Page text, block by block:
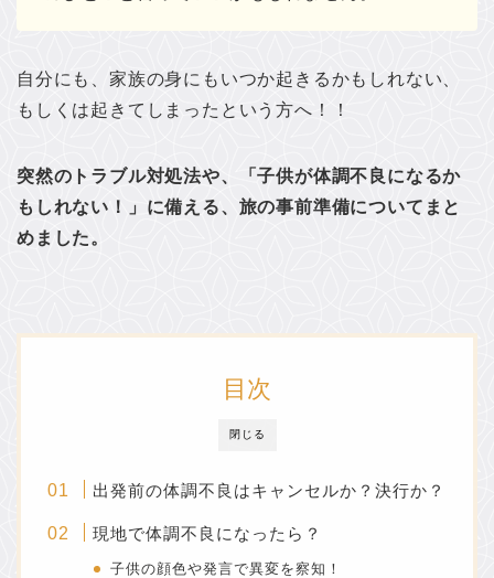
自分にも、家族の身にもいつか起きるかもしれない、
もしくは起きてしまったという方へ！！
突然のトラブル対処法や、「子供が体調不良になるか
もしれない！」に備える、旅の事前準備についてまと
めました。
閉じる
目次
出発前の体調不良はキャンセルか？決行か？
現地で体調不良になったら？
子供の顔色や発言で異変を察知！